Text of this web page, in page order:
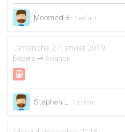
Mohmed B. 1 enfant
Dimanche 27 janvier 2019
Béziers Avignon
Stephen L. 1 enfant